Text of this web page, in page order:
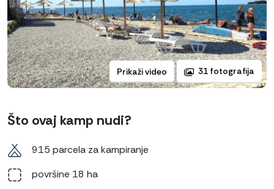
Prikaži video 31 fotografija
Što ovaj kamp nudi?
915 parcela za kampiranje
površine 18 ha